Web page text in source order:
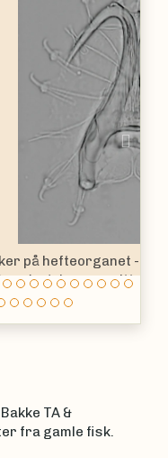
- blir brukt
feste seg til
for morfologisk
TA &
fra gamle fisk.